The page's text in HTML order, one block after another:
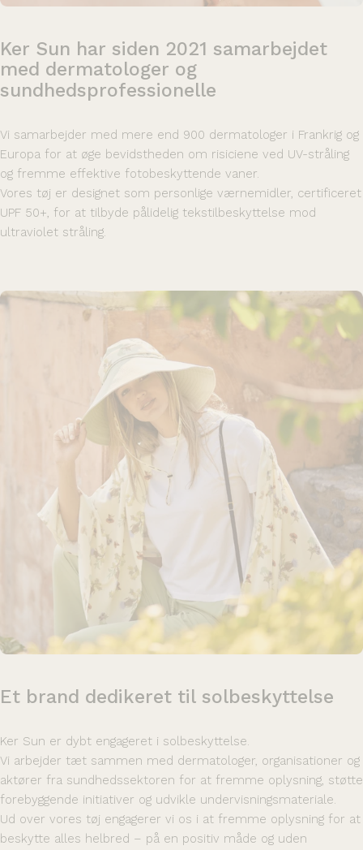
Ker Sun har siden 2021 samarbejdet
med dermatologer og
sundhedsprofessionelle
Vi samarbejder med mere end 900 dermatologer i Frankrig og
Europa for at øge bevidstheden om risiciene ved UV-stråling
og fremme effektive fotobeskyttende vaner.
Vores tøj er designet som personlige værnemidler, certificeret
UPF 50+, for at tilbyde pålidelig tekstilbeskyttelse mod
ultraviolet stråling.
Et brand dedikeret til solbeskyttelse
Ker Sun er dybt engageret i solbeskyttelse.
Vi arbejder tæt sammen med dermatologer, organisationer og
aktører fra sundhedssektoren for at fremme oplysning, støtte
forebyggende initiativer og udvikle undervisningsmateriale.
Ud over vores tøj engagerer vi os i at fremme oplysning for at
beskytte alles helbred – på en positiv måde og uden